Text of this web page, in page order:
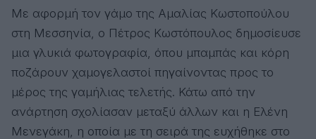
Με αφορμή τον γάμο της Αμαλίας Κωστοπούλου
στη Μεσσηνία, ο Πέτρος Κωστόπουλος δημοσίευσε
μια γλυκιά φωτογραφία, όπου μπαμπάς και κόρη
ποζάρουν χαμογελαστοί πηγαίνοντας προς το
μέρος της γαμήλιας τελετής. Κάτω από την
ανάρτηση σχολίασαν μεταξύ άλλων και η Ελένη
Μενεγάκη, η οποία με τη σειρά της ευχήθηκε στο